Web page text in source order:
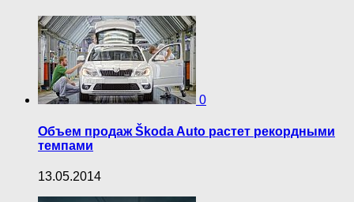
0
Объем продаж Škoda Auto растет рекордными
темпами
13.05.2014